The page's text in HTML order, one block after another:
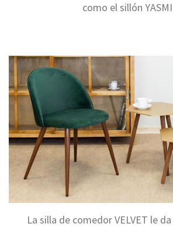
como el sillón
La silla de comedor VELVET le